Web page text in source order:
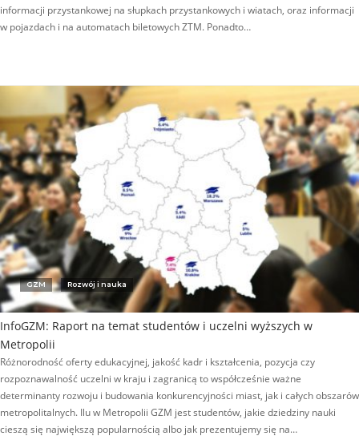
informacji przystankowej na słupkach przystankowych i wiatach, oraz informacji
w pojazdach i na automatach biletowych ZTM. Ponadto…
GZM Rozwój i nauka
InfoGZM: Raport na temat studentów i uczelni wyższych w
Metropolii
Różnorodność oferty edukacyjnej, jakość kadr i kształcenia, pozycja czy
rozpoznawalność uczelni w kraju i zagranicą to współcześnie ważne
determinanty rozwoju i budowania konkurencyjności miast, jak i całych obszarów
metropolitalnych. Ilu w Metropolii GZM jest studentów, jakie dziedziny nauki
cieszą się największą popularnością albo jak prezentujemy się na…